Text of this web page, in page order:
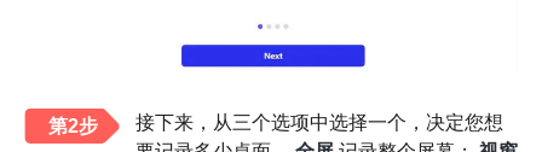
第2步
接下来，从三个选项中选择一个，决定您想